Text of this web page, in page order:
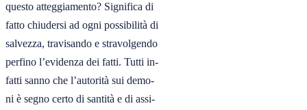
questo atteggiamento? Significa di
fatto chiudersi ad ogni possibilità di
salvezza, travisando e stravolgendo
perfino l’evidenza dei fatti. Tutti in-
fatti sanno che l’autorità sui demo-
ni è segno certo di santità e di assi-